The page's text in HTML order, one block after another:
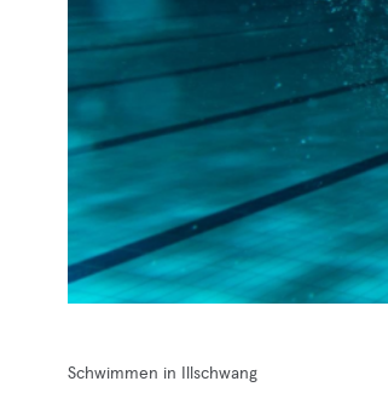
Schwimmen in Illschwang